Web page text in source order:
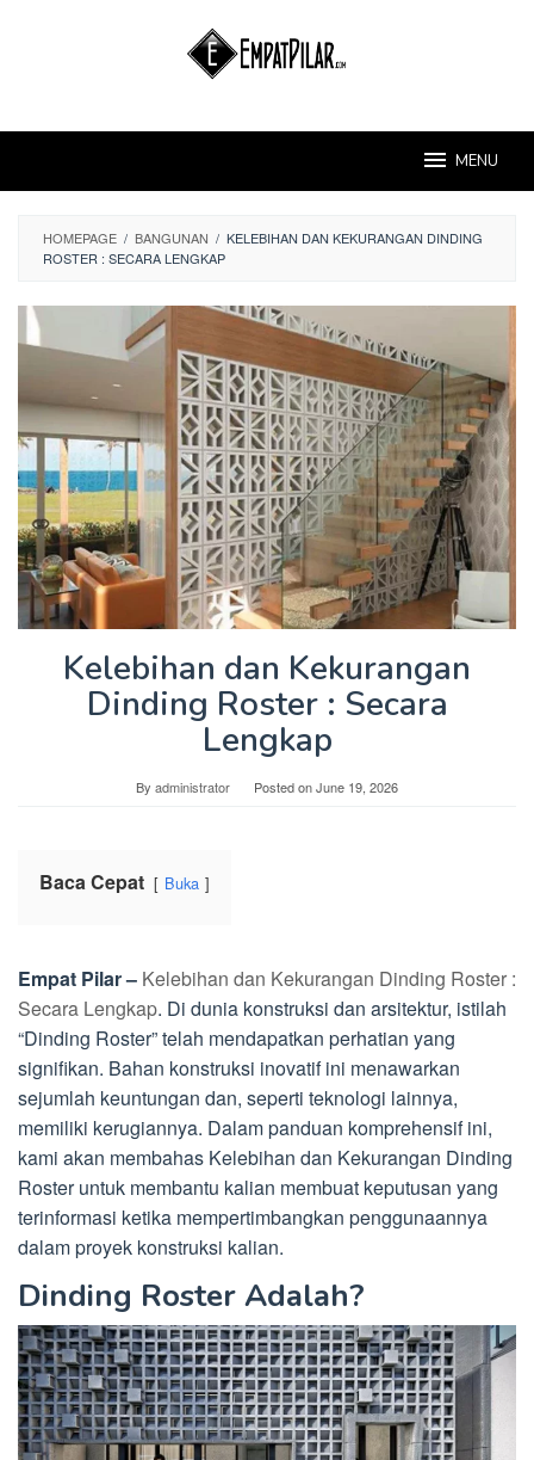
MENU
HOMEPAGE / BANGUNAN / KELEBIHAN DAN KEKURANGAN DINDING
ROSTER : SECARA LENGKAP
Kelebihan dan Kekurangan
Dinding Roster : Secara
Lengkap
By administrator Posted onJune 19, 2026
Baca Cepat Buka
Empat Pilar – Kelebihan dan Kekurangan Dinding Roster :
Secara Lengkap. Di dunia konstruksi dan arsitektur, istilah
“Dinding Roster” telah mendapatkan perhatian yang
signifikan. Bahan konstruksi inovatif ini menawarkan
sejumlah keuntungan dan, seperti teknologi lainnya,
memiliki kerugiannya. Dalam panduan komprehensif ini,
kami akan membahas Kelebihan dan Kekurangan Dinding
Roster untuk membantu kalian membuat keputusan yang
terinformasi ketika mempertimbangkan penggunaannya
dalam proyek konstruksi kalian.
Dinding Roster Adalah?